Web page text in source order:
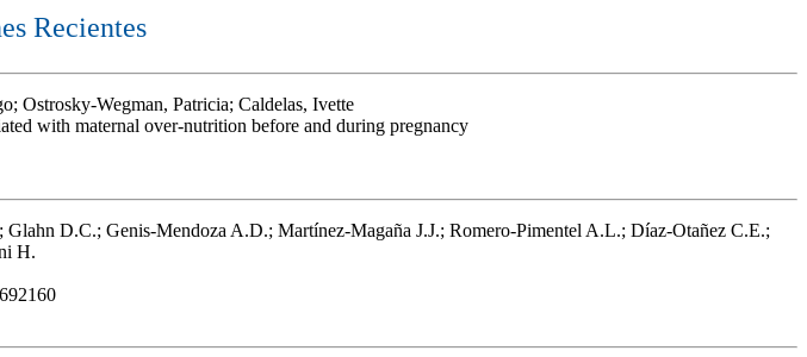
Recientes
Ostrosky-Wegman, Patricia; Caldelas, Ivette
with maternal over-nutrition before and during pregnancy
D.C.; Genis-Mendoza A.D.; Martínez-Magaña J.J.; Romero-Pimentel A.L.; Díaz-Otañez C.E.;
H.